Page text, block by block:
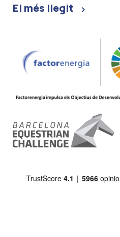
El més llegit